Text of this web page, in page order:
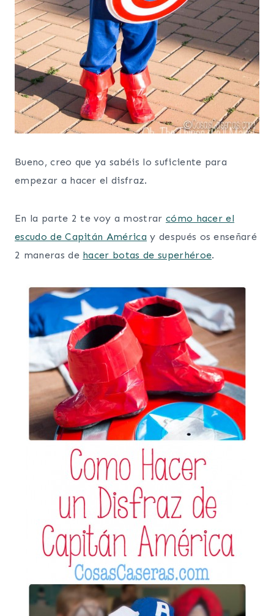
Bueno, creo que ya sabéis lo suficiente para
empezar a hacer el disfraz.
En la parte 2 te voy a mostrar cómo hacer el
escudo de Capitán América y después os enseñaré
2 maneras de hacer botas de superhéroe.